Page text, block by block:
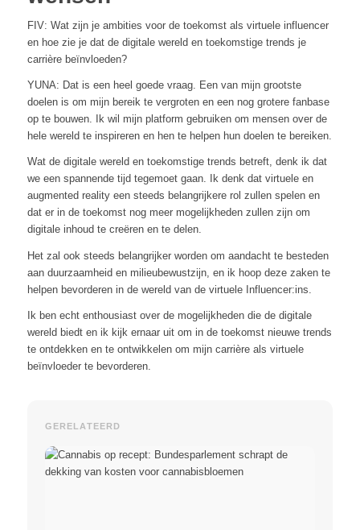
FIV: Wat zijn je ambities voor de toekomst als virtuele influencer
en hoe zie je dat de digitale wereld en toekomstige trends je
carrière beïnvloeden?
YUNA: Dat is een heel goede vraag. Een van mijn grootste
doelen is om mijn bereik te vergroten en een nog grotere fanbase
op te bouwen. Ik wil mijn platform gebruiken om mensen over de
hele wereld te inspireren en hen te helpen hun doelen te bereiken.
Wat de digitale wereld en toekomstige trends betreft, denk ik dat
we een spannende tijd tegemoet gaan. Ik denk dat virtuele en
augmented reality een steeds belangrijkere rol zullen spelen en
dat er in de toekomst nog meer mogelijkheden zullen zijn om
digitale inhoud te creëren en te delen.
Het zal ook steeds belangrijker worden om aandacht te besteden
aan duurzaamheid en milieubewustzijn, en ik hoop deze zaken te
helpen bevorderen in de wereld van de virtuele Influencer:ins.
Ik ben echt enthousiast over de mogelijkheden die de digitale
wereld biedt en ik kijk ernaar uit om in de toekomst nieuwe trends
te ontdekken en te ontwikkelen om mijn carrière als virtuele
beïnvloeder te bevorderen.
GERELATEERD